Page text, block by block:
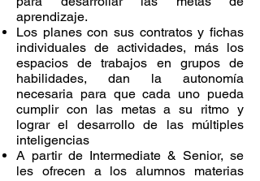
aprendizaje.
Los planes con sus contratos y fichas
individuales de actividades, más los
espacios de trabajos en grupos de
habilidades, dan la autonomía
necesaria para que cada uno pueda
cumplir con las metas a su ritmo y
lograr el desarrollo de las múltiples
inteligencias
A partir de Intermediate & Senior, se
les ofrecen a los alumnos materias